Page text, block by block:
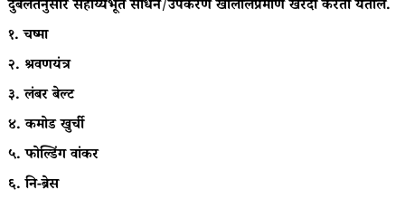
दुर्बलतेनुसार सहाय्यभूत साधने/उपकरणे खालीलप्रमाणे खरेदी करता येतील.
१. चष्मा
२. श्रवणयंत्र
३. लंबर बेल्ट
४. कमोड खुर्ची
५. फोल्डिंग वांकर
६. नि-ब्रेस